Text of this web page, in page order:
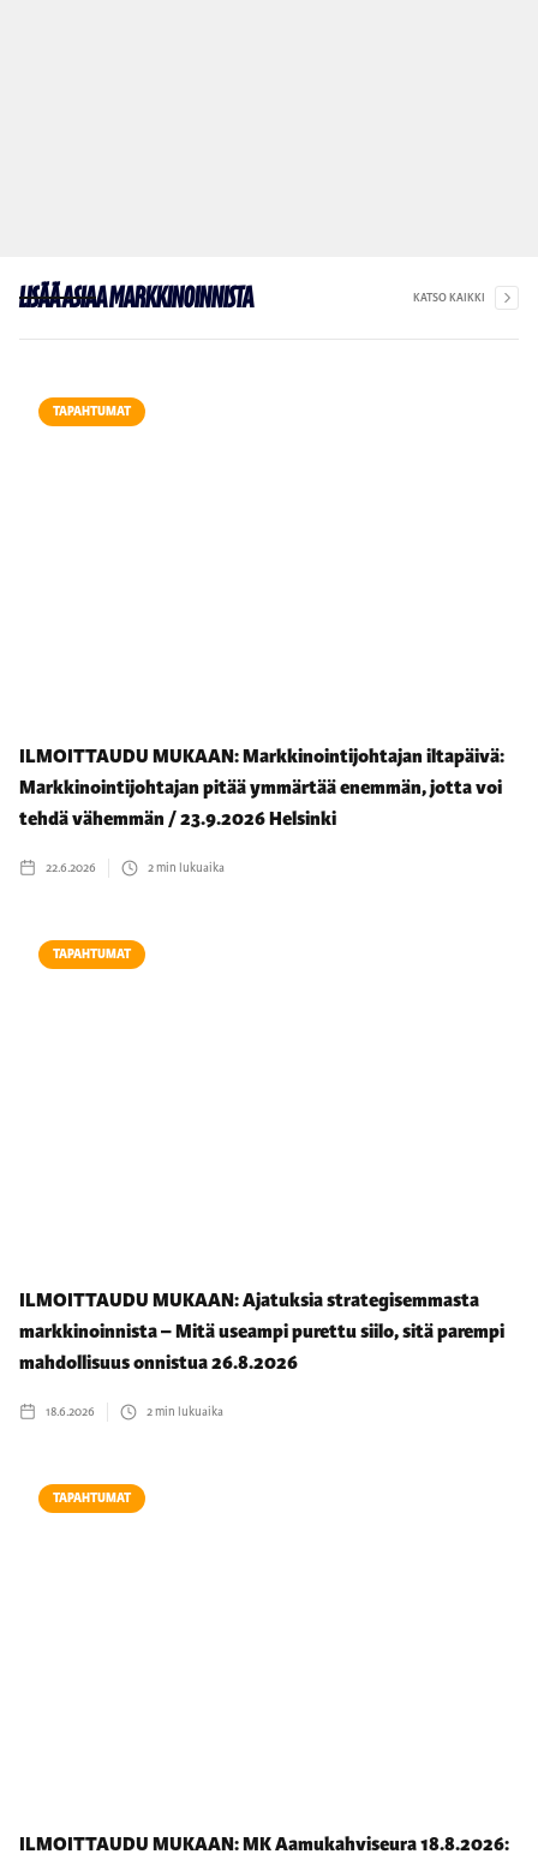
Lisää asiaa markkinoinnista KATSO KAIKKI
TAPAHTUMAT
ILMOITTAUDU MUKAAN: Markkinointijohtajan iltapäivä:
Markkinointijohtajan pitää ymmärtää enemmän, jotta voi
tehdä vähemmän / 23.9.2026 Helsinki
22.6.2026 2min lukuaika
TAPAHTUMAT
ILMOITTAUDU MUKAAN: Ajatuksia strategisemmasta
markkinoinnista – Mitä useampi purettu siilo, sitä parempi
mahdollisuus onnistua 26.8.2026
18.6.2026 2min lukuaika
TAPAHTUMAT
ILMOITTAUDU MUKAAN: MK Aamukahviseura 18.8.2026: